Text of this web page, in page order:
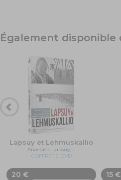
Également disponible
Lapsuy et Lehmuskallio
Anastasia Lapsuy, …
COFFRET 2 DVD
20 € 15 €